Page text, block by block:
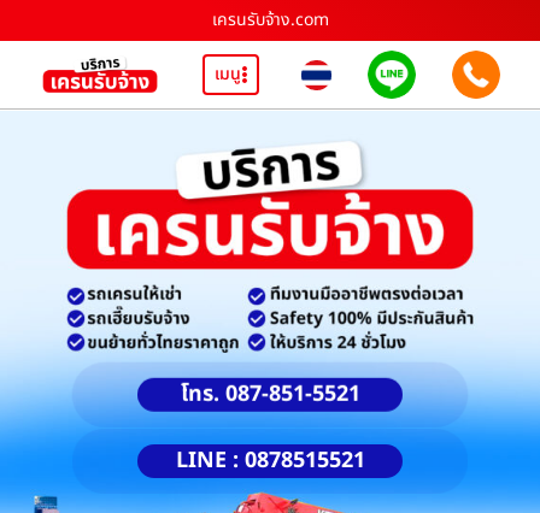
เครนรับจ้าง.com
เมนู
โทร. 087-851-5521
LINE : 0878515521